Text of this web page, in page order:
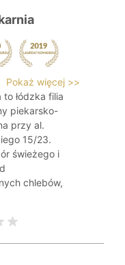
Pokaż więcej >>
łódzka filia
piekarsko-
przy al.
15/23.
świeżego i
chlebów,